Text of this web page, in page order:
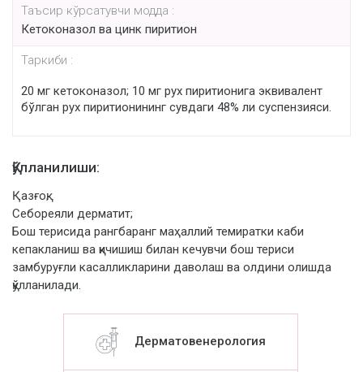
Таъсир кўрсатувчи модда :
Кетоконазол ва цинк пиритион
Таркиби :
20 мг кетоконазол; 10 мг рух пиритионига эквивалент
бўлган рух пиритионининг сувдаги 48% ли суспензияси.
Қўлланилиши:
Қазғоқ;
Себореяли дерматит;
Бош терисида рангбаранг маҳаллий темиратки каби
кепакланиш ва қичишиш билан кечувчи бош териси
замбуруғли касалликларини даволаш ва олдини олишда
қўлланилади.
Дерматовенерология